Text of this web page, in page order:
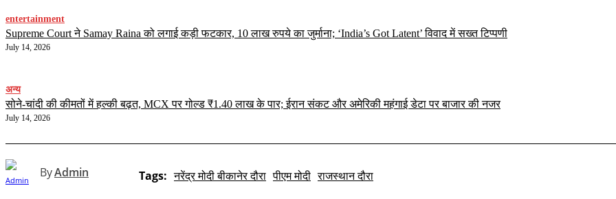
entertainment
Supreme Court ने Samay Raina को लगाई कड़ी फटकार, 10 लाख रुपये का जुर्माना; ‘India’s Got Latent’ विवाद में सख्त टिप्पणी
July 14, 2026
अन्य
सोने-चांदी की कीमतों में हल्की बढ़त, MCX पर गोल्ड ₹1.40 लाख के पार; ईरान संकट और अमेरिकी महंगाई डेटा पर बाजार की नजर
July 14, 2026
ByAdmin Tags: नरेंद्र मोदी बीकानेर दौरा पीएम मोदी राजस्थान दौरा